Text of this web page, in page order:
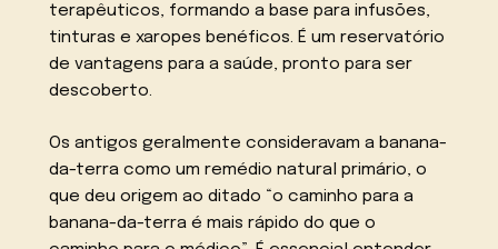
terapêuticos, formando a base para infusões,
tinturas e xaropes benéficos. É um reservatório
de vantagens para a saúde, pronto para ser
descoberto.
Os antigos geralmente consideravam a banana-
da-terra como um remédio natural primário, o
que deu origem ao ditado “o caminho para a
banana-da-terra é mais rápido do que o